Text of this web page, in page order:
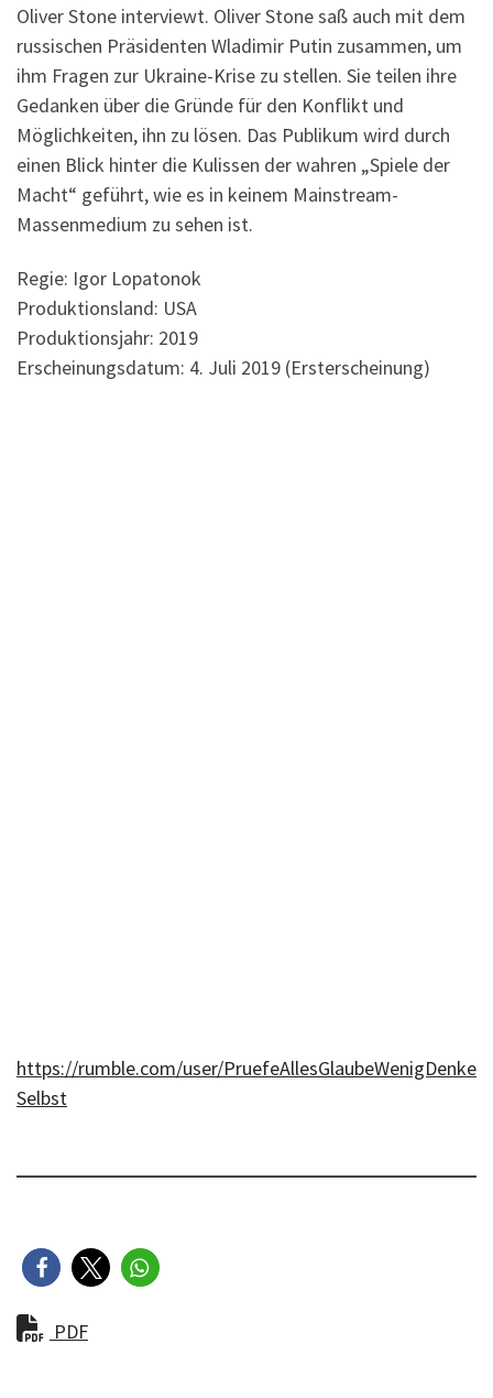
Oliver Stone interviewt. Oliver Stone saß auch mit dem
russischen Präsidenten Wladimir Putin zusammen, um
ihm Fragen zur Ukraine-Krise zu stellen. Sie teilen ihre
Gedanken über die Gründe für den Konflikt und
Möglichkeiten, ihn zu lösen. Das Publikum wird durch
einen Blick hinter die Kulissen der wahren „Spiele der
Macht“ geführt, wie es in keinem Mainstream-
Massenmedium zu sehen ist.
Regie: Igor Lopatonok
Produktionsland: USA
Produktionsjahr: 2019
Erscheinungsdatum: 4. Juli 2019 (Ersterscheinung)
https://rumble.com/user/PruefeAllesGlaubeWenigDenke
Selbst
PDF